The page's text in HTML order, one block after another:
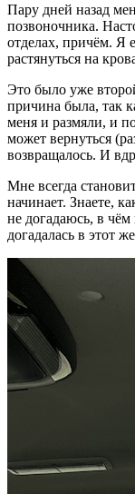
Пару дней назад
позвоночника.
отделах, причём. Я
растянуться на
Это было уже
причина была, так
меня и размяли, и
может вернуться
возвращалось. И
Мне всегда
начинает. Знаете,
не догадаюсь, в
догадалась в этот